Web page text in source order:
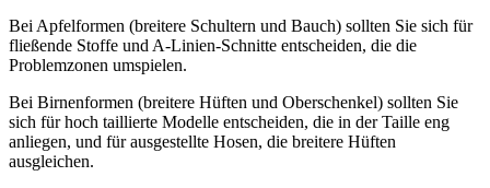
Bei Apfelformen (breitere Schultern und Bauch) sollten Sie sich für
fließende Stoffe und A-Linien-Schnitte entscheiden, die die
Problemzonen umspielen.
Bei Birnenformen (breitere Hüften und Oberschenkel) sollten Sie
sich für hoch taillierte Modelle entscheiden, die in der Taille eng
anliegen, und für ausgestellte Hosen, die breitere Hüften
ausgleichen.